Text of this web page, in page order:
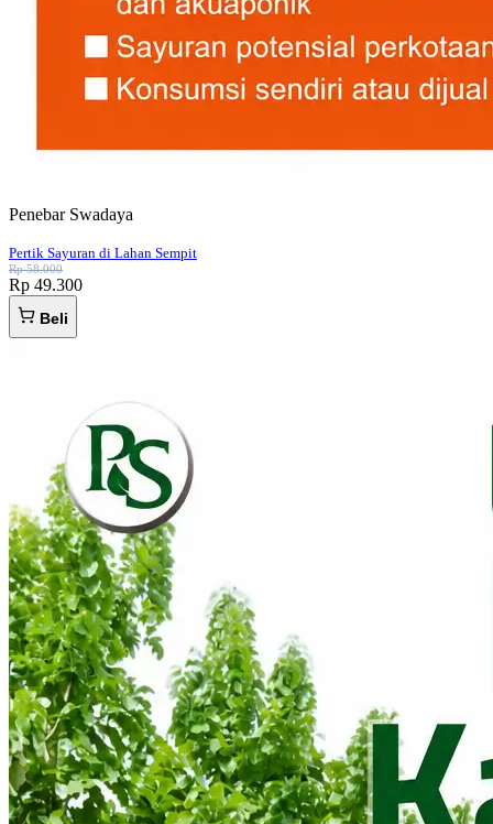
Penebar Swadaya
Pertik Sayuran di Lahan Sempit
Rp 58.000
Rp 49.300
Beli